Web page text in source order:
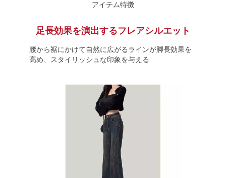
アイテム特徴
足長効果を演出するフレアシルエット
腰から裾にかけて自然に広がるラインが脚長効果を
高め、スタイリッシュな印象を与える